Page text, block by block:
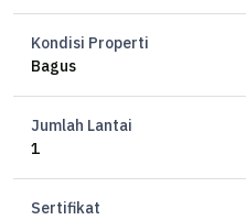
Kondisi Properti
Bagus
Jumlah Lantai
1
Sertifikat